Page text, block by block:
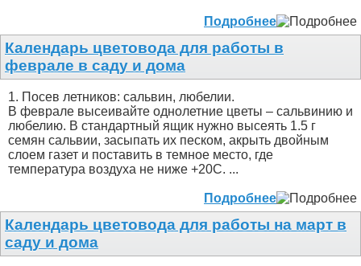
Подробнее
Календарь цветовода для работы в
феврале в саду и дома
1. Посев летников: сальвин, любелии.
В феврале высеивайте однолетние цветы – сальвинию и
любелию. В стандартный ящик нужно высеять 1.5 г
семян сальвии, засыпать их песком, акрыть двойным
слоем газет и поставить в темное место, где
температура воздуха не ниже +20С. ...
Подробнее
Календарь цветовода для работы на март в
саду и дома